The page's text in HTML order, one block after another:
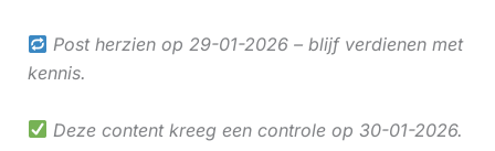
Post herzien op 29-01-2026 – blijf verdienen met
kennis.
Deze content kreeg een controle op 30-01-2026.